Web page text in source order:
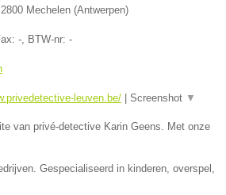
2800 Mechelen (Antwerpen)
-, BTW-nr: -
leuven.be/ Screenshot ▼
van privé-detective Karin Geens. Met onze
Gespecialiseerd in kinderen, overspel,